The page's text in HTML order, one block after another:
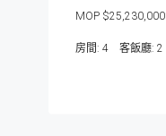
$25,230,000
房間: 4 客飯廳: 2